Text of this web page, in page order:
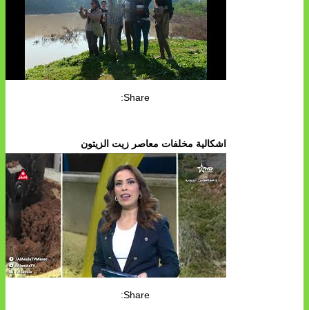
Share:
اشكالية مخلفات معاصر زيت الزيتون
Share: